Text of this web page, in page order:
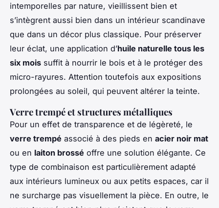
intemporelles par nature, vieillissent bien et
s’intègrent aussi bien dans un intérieur scandinave
que dans un décor plus classique. Pour préserver
leur éclat, une application d’huile naturelle tous les
six mois suffit à nourrir le bois et à le protéger des
micro-rayures. Attention toutefois aux expositions
prolongées au soleil, qui peuvent altérer la teinte.
Verre trempé et structures métalliques
Pour un effet de transparence et de légèreté, le
verre trempé associé à des pieds en acier noir mat
ou en laiton brossé offre une solution élégante. Ce
type de combinaison est particulièrement adapté
aux intérieurs lumineux ou aux petits espaces, car il
ne surcharge pas visuellement la pièce. En outre, le